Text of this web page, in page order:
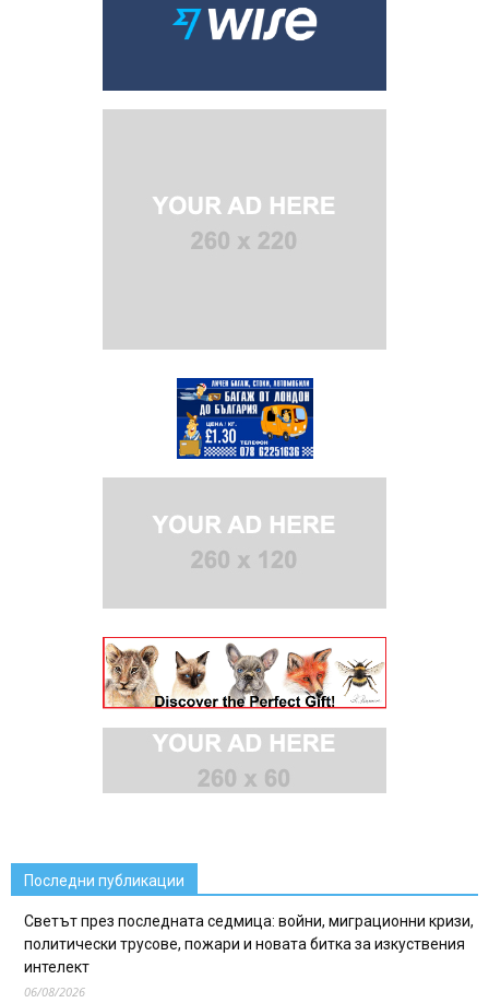
Последни публикации
Светът през последната седмица: войни, миграционни кризи,
политически трусове, пожари и новата битка за изкуствения
интелект
06/08/2026